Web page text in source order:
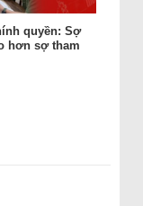
quyền: Sợ
hơn sợ tham